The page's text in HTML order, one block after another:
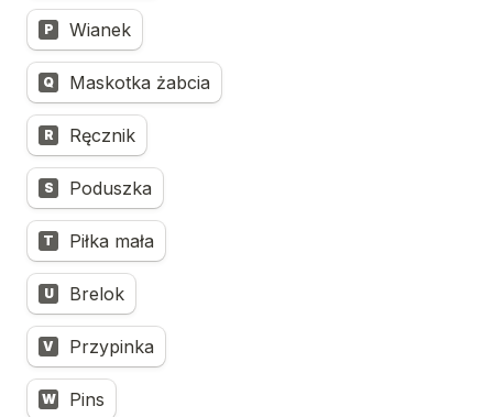
P Wianek
Q Maskotka żabcia
R Ręcznik
S Poduszka
T Piłka mała
U Brelok
V Przypinka
W Pins